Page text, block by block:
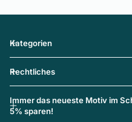
Kategorien
Rechtliches
Immer das neueste Motiv im
5% sparen!